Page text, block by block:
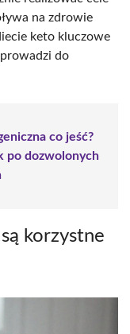
na zdrowie
keto kluczowe
prowadzi do
co jeść?
po dozwolonych
korzystne